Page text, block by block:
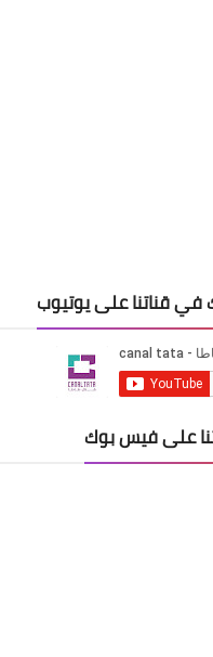
في قناتنا على يوتيوب
على فيس بوك